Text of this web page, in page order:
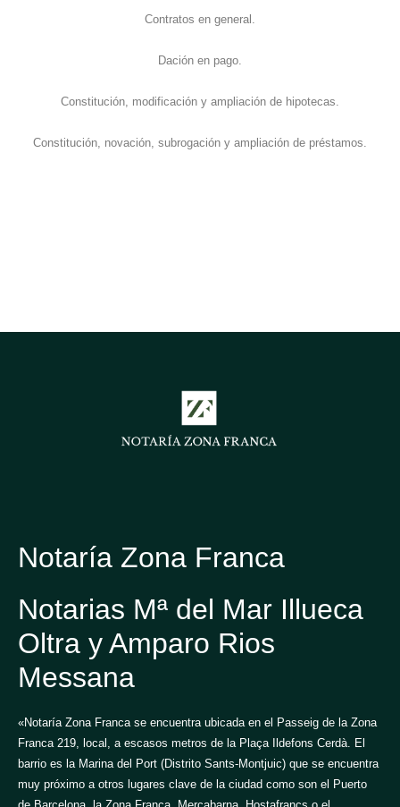
Contratos en general.
Dación en pago.
Constitución, modificación y ampliación de hipotecas.
Constitución, novación, subrogación y ampliación de préstamos.
Notaría Zona Franca
Notarias Mª del Mar Illueca
Oltra y Amparo Rios
Messana
«Notaría Zona Franca se encuentra ubicada en el Passeig de la Zona
Franca 219, local, a escasos metros de la Plaça Ildefons Cerdà. El
barrio es la Marina del Port (Distrito Sants-Montjuic) que se encuentra
muy próximo a otros lugares clave de la ciudad como son el Puerto